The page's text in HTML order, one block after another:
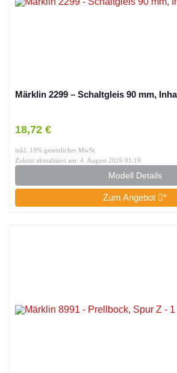
Märklin 2299 – Schaltgleis 90 mm,
18,72 €
inkl. 19% gesetzlicher MwSt.
Zuletzt aktualisiert am: 4. August 2026 01:19
Modell Details
Zum Angebot *